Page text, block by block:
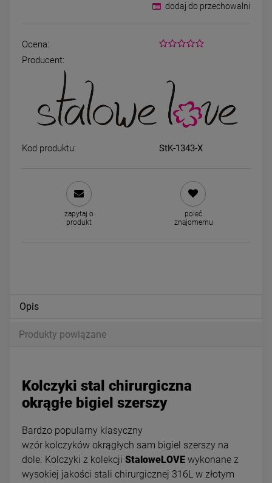
STAL CHIRURGICZNA
bigiel szerszy dół 1,5 cm
34,00 zł
Kolczyki STAL
potrójne kółka zdobione 1,5
39,00 zł
dodaj do przechowalni
Ocena:
Producent:
Kod produktu: StK-1343-X
zapytaj o
produkt
poleć
znajomemu
Opis
Produkty powiązane
Kolczyki stal chirurgiczna
okrągłe bigiel szerszy
Bardzo popularny klasyczny
wzór kolczyków okrągłych sam bigiel szerszy na
dole. Kolczyki z kolekcji StaloweLOVE wykonane z
wysokiej jakości stali chirurgicznej 316L w złotym